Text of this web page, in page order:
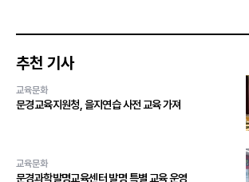
추천 기사
교육문화
문경교육지원청, 을지연습 사전 교육 가져
교육문화
문경과학발명교육센터 발명 특별 교육 운영